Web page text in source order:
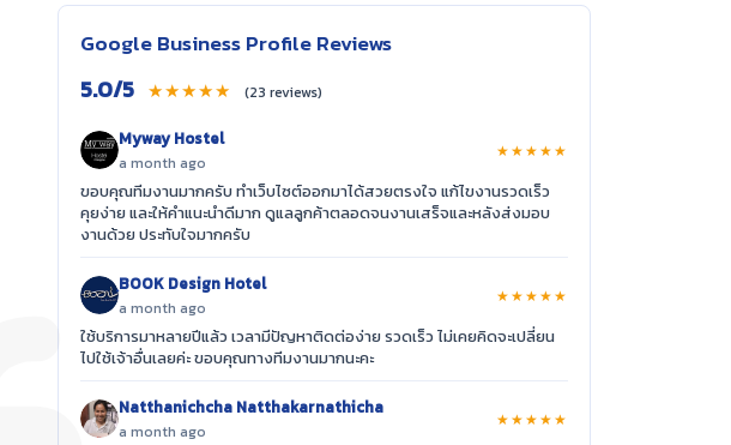
ลี่ยนไปใช้เจ้าอื่นเลยค่ะ ทุกครั้งที่ต้องการจะพัฒนาเว็บไซต์หรือเมื่อเจอ
ต่างๆ ทางบริษัทช่วยดูแลแก้ไขปัญหาให้อย่างรวดเร็วไม่ต้องรอนาน
ขอบคุณทางทีมงานมากนะคะ ”
Google Business Profile Reviews
5.0/5 ★★★★★ (23 reviews)
Myway Hostel
a month ago
★★★★★
ขอบคุณทีมงานมากครับ ทำเว็บไซต์ออกมาได้สวยตรงใจ แก้ไขงานรวดเร็ว
คุยง่าย และให้คำแนะนำดีมาก ดูแลลูกค้าตลอดจนงานเสร็จและหลังส่งมอบ
งานด้วย ประทับใจมากครับ
ฺBOOK Design Hotel
a month ago
★★★★★
ใช้บริการมาหลายปีแล้ว เวลามีปัญหาติดต่อง่าย รวดเร็ว ไม่เคยคิดจะเปลี่ยน
ไปใช้เจ้าอื่นเลยค่ะ ขอบคุณทางทีมงานมากนะคะ
Natthanichcha Natthakarnathicha
a month ago
★★★★★